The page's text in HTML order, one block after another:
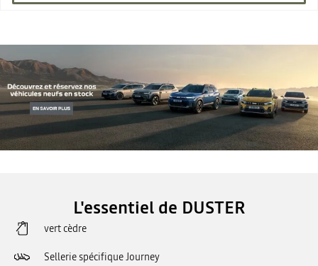
L'essentiel de DUSTER
vert cèdre
Sellerie spécifique Journey